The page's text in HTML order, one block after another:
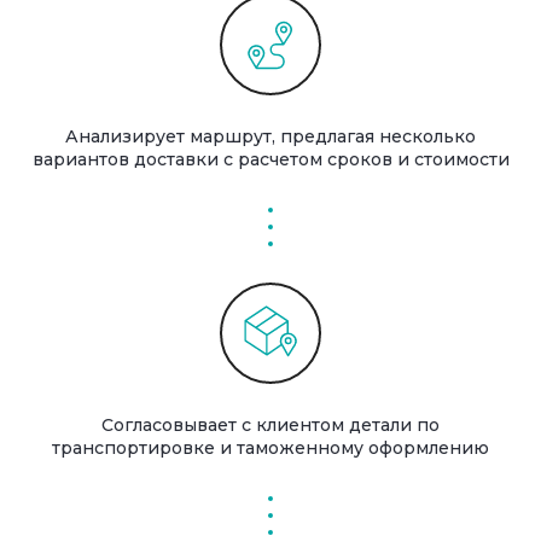
Анализирует маршрут, предлагая несколько
вариантов доставки с расчетом сроков и стоимости
Согласовывает с клиентом детали по
транспортировке и таможенному оформлению